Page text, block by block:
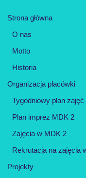
Strona główna
O nas
Motto
Historia
Organizacja placówki
Tygodniowy plan zajęć
Plan imprez MDK 2
Zajęcia w MDK 2
Rekrutacja na zajęcia
Projekty